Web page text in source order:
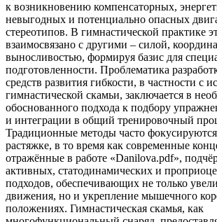
к возникновению компенсаторных,
невыгодных и потенциально опасных
стереотипов. В гимнастической практике
взаимосвязано с другими – силой,
выносливостью, формируя базис для
подготовленности. Проблематика
средств развития гибкости, в частности с
гимнастической скамьи, заключается в
обоснованного подхода к подбору
и интеграции в общий тренировочный
Традиционные методы часто
растяжке, в то время как современные
отражённые в работе «Danilova.pdf»,
активных, статодинамических и
подходов, обеспечивающих не только
движения, но и укрепление мышечного
положениях. Гимнастическая скамья, как